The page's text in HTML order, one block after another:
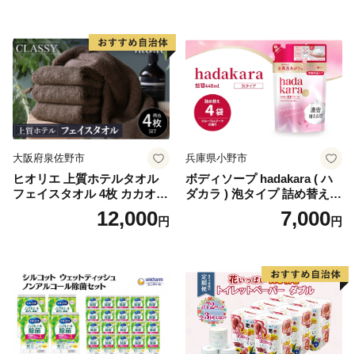
蓄 防災 エコ 消耗品 生活雑貨
生活用品 無香料 トイレット
ペーパー ダブル といれっと
ぺーぱー トイレ クレシア ト
イレットペーパー [BDBH002
-1]
大阪府泉佐野市
ヒオリエ 上質ホテルタオル
フェイスタオル 4枚 カカオ
【タオル 泉州タオル 吸水 普
段使い 無地 シンプル 日用品
12,000円
兵庫県小野市
ボディソープ hadakara ( ハ
ダカラ ) 泡タイプ 詰め替え 4
40ml×4袋 ボディーソープ 泡
ボディソープ 泡 日用品 消耗
泡石鹸 石鹸 兵庫 兵庫県 小野
7,000円